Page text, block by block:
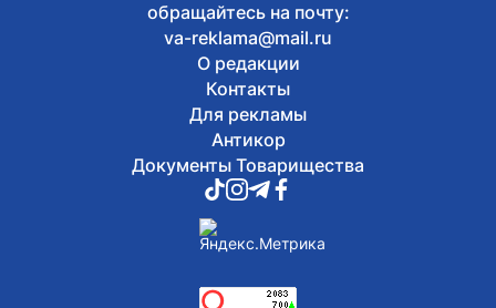
обращайтесь на почту:
va-reklama@mail.ru
О редакции
Контакты
Для рекламы
Антикор
Документы Товарищества